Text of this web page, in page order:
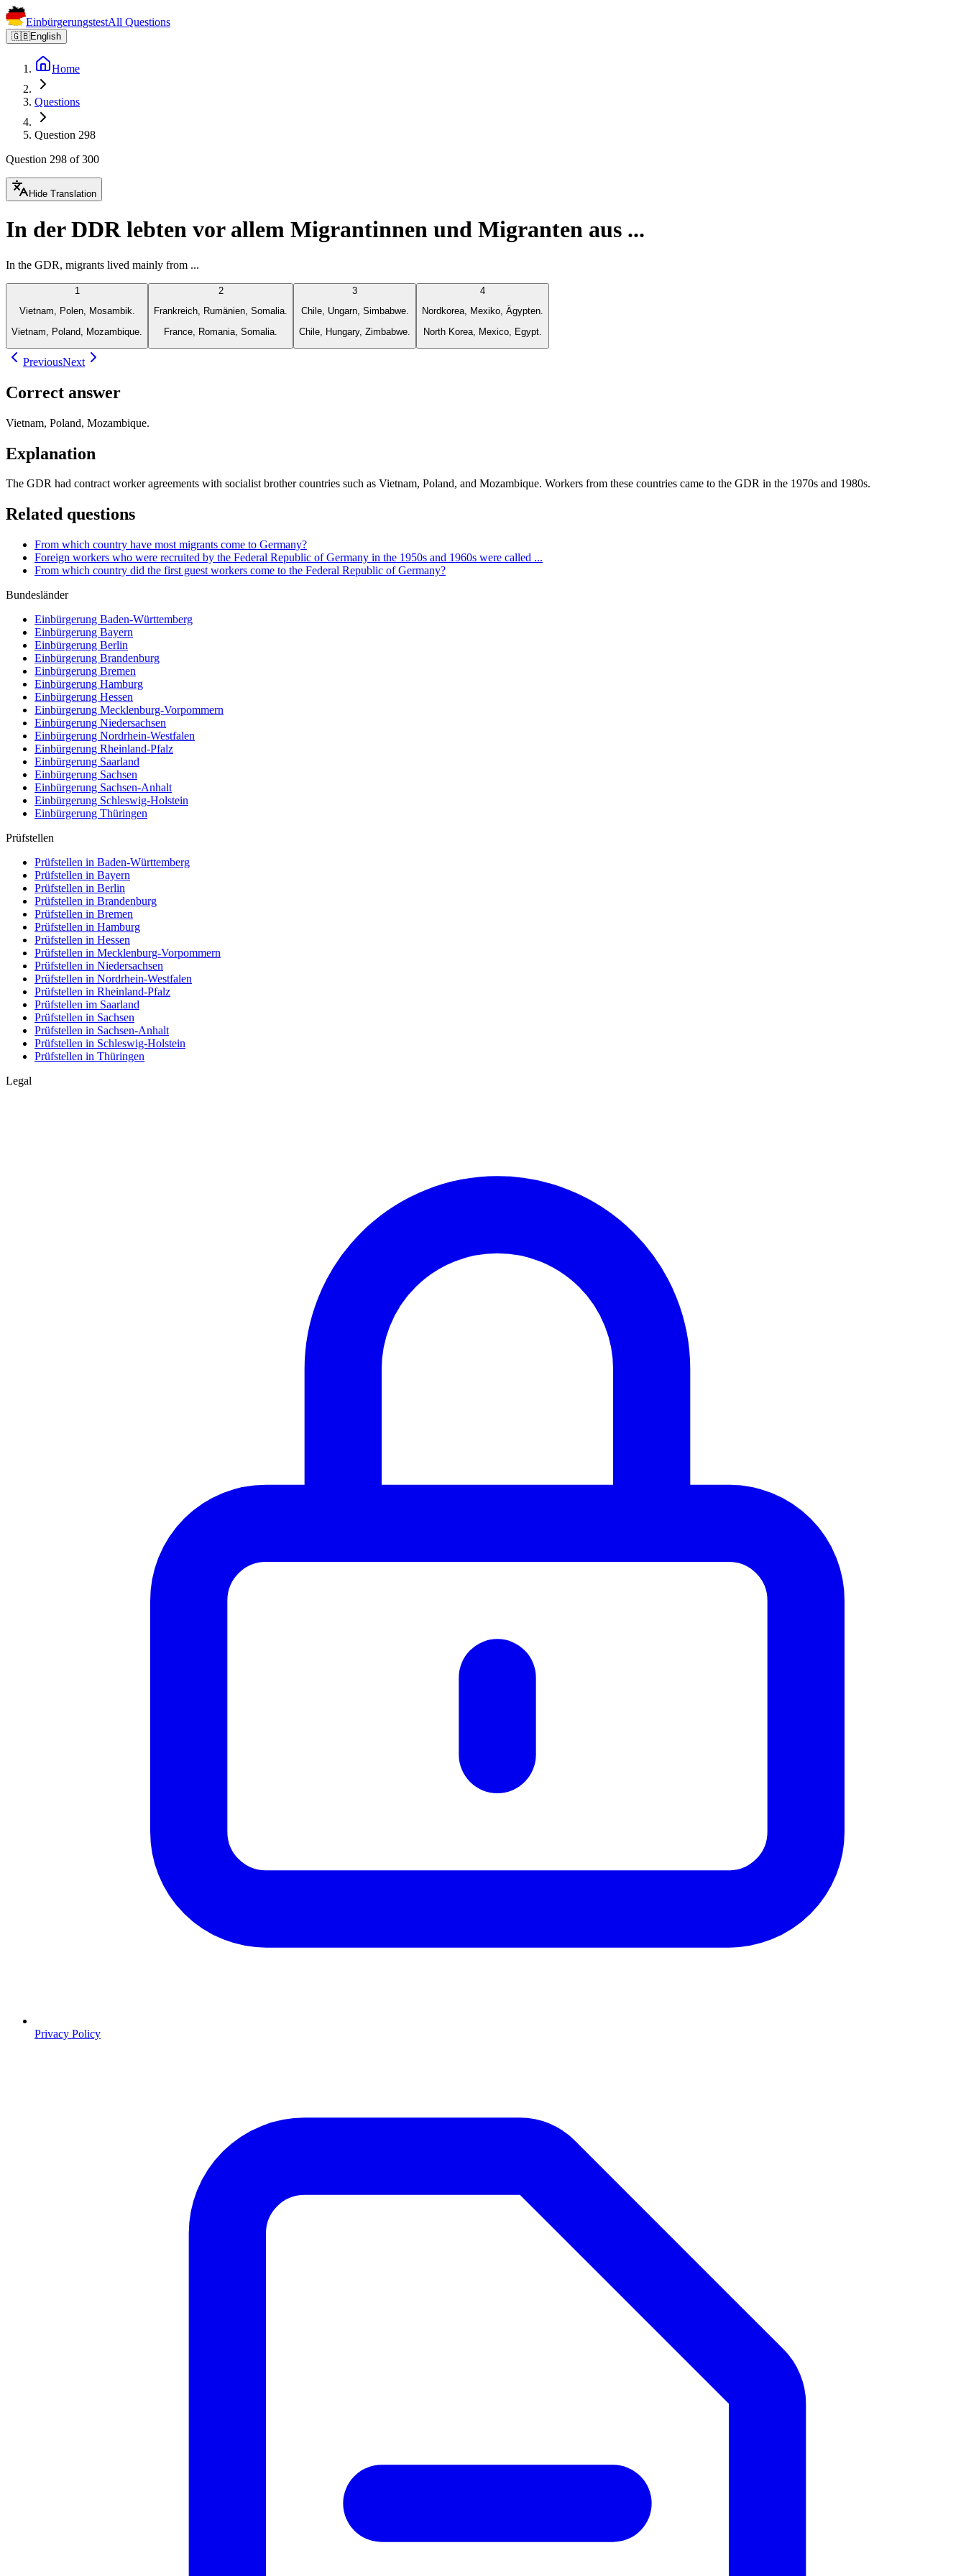
EinbürgerungstestAll Questions
🇬🇧English
Home
Questions
Question 298
Question 298 of 300
Hide Translation
In der DDR lebten vor allem Migrantinnen und Migranten aus ...
In the GDR, migrants lived mainly from ...
1
Vietnam, Polen, Mosambik.
Vietnam, Poland, Mozambique.
2
Frankreich, Rumänien, Somalia.
France, Romania, Somalia.
3
Chile, Ungarn, Simbabwe.
Chile, Hungary, Zimbabwe.
4
Nordkorea, Mexiko, Ägypten.
North Korea, Mexico, Egypt.
PreviousNext
Correct answer
Vietnam, Poland, Mozambique.
Explanation
The GDR had contract worker agreements with socialist brother countries such as Vietnam, Poland, and Mozambique. Workers from these countries came to the GDR in the 1970s and 1980s.
Related questions
From which country have most migrants come to Germany?
Foreign workers who were recruited by the Federal Republic of Germany in the 1950s and 1960s were called ...
From which country did the first guest workers come to the Federal Republic of Germany?
Bundesländer
Einbürgerung Baden-Württemberg
Einbürgerung Bayern
Einbürgerung Berlin
Einbürgerung Brandenburg
Einbürgerung Bremen
Einbürgerung Hamburg
Einbürgerung Hessen
Einbürgerung Mecklenburg-Vorpommern
Einbürgerung Niedersachsen
Einbürgerung Nordrhein-Westfalen
Einbürgerung Rheinland-Pfalz
Einbürgerung Saarland
Einbürgerung Sachsen
Einbürgerung Sachsen-Anhalt
Einbürgerung Schleswig-Holstein
Einbürgerung Thüringen
Prüfstellen
Prüfstellen in Baden-Württemberg
Prüfstellen in Bayern
Prüfstellen in Berlin
Prüfstellen in Brandenburg
Prüfstellen in Bremen
Prüfstellen in Hamburg
Prüfstellen in Hessen
Prüfstellen in Mecklenburg-Vorpommern
Prüfstellen in Niedersachsen
Prüfstellen in Nordrhein-Westfalen
Prüfstellen in Rheinland-Pfalz
Prüfstellen im Saarland
Prüfstellen in Sachsen
Prüfstellen in Sachsen-Anhalt
Prüfstellen in Schleswig-Holstein
Prüfstellen in Thüringen
Legal
Privacy Policy